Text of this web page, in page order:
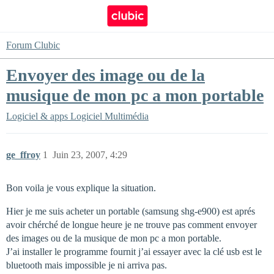
Forum Clubic
Envoyer des image ou de la
musique de mon pc a mon portable
Logiciel & apps Logiciel Multimédia
ge_ffroy Juin 23, 2007, 4:29
1
Bon voila je vous explique la situation.
Hier je me suis acheter un portable (samsung shg-e900) est aprés
avoir chérché de longue heure je ne trouve pas comment envoyer
des images ou de la musique de mon pc a mon portable.
J’ai installer le programme fournit j’ai essayer avec la clé usb est le
bluetooth mais impossible je ni arriva pas.